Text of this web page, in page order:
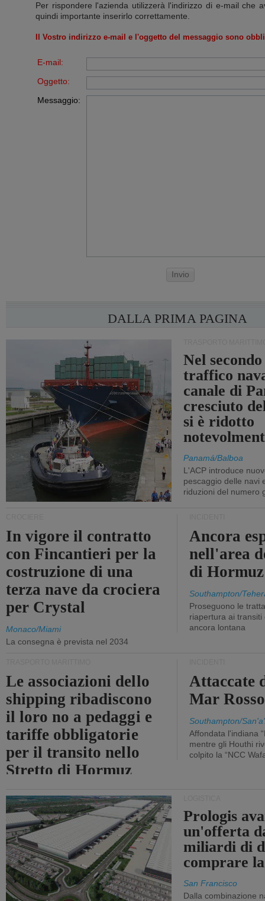
Per rispondere l'azienda utilizzerà l'indirizzo di e-mail che
quindi importante inserirlo correttamente.
Il Vostro indirizzo e-mail e l'oggetto del messaggio sono
E-mail:
Oggetto:
Messaggio:
Invio
DALLA PRIMA PAGINA
Nel
traffico
canale di
cresciuto
si è ridotto
Panamá/Balboa
L'ACP introduce
pescaggio delle navi
riduzioni del numero
In vigore il contratto
con Fincantieri per la
costruzione di una
terza nave da crociera
per Crystal
Monaco/Miami
La consegna è prevista nel 2034
Ancora
nell'area
di Hormuz
Southampton/
Proseguono le
riapertura ai
ancora lontana
Le associazioni dello
shipping ribadiscono
il loro no a pedaggi e
tariffe obbligatorie
per il transito nello
Stretto di Hormuz
Attaccate
Mar Rosso
Southampton/
Affondata l'indiana
mentre gli Houthi
colpito la “NCC
Prologis
un'offerta
miliardi di
comprare
San Francisco
Dalla combinazione